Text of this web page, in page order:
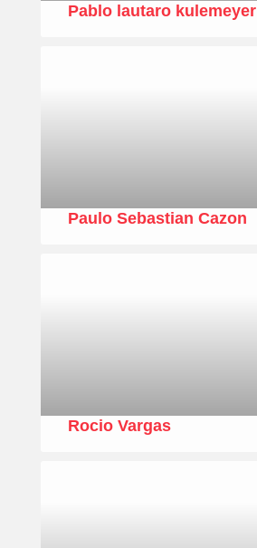
Pablo lautaro kulemeyer
Paulo Sebastian Cazon
Rocio Vargas